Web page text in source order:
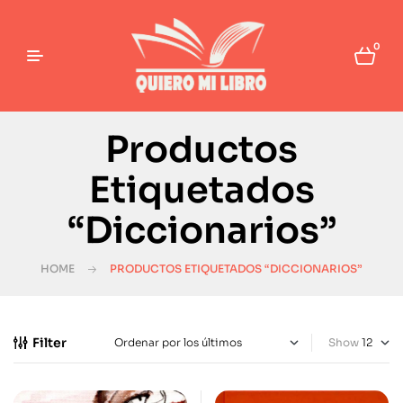
0
Productos
Etiquetados
“Diccionarios”
HOME PRODUCTOS ETIQUETADOS “DICCIONARIOS”
Filter Show